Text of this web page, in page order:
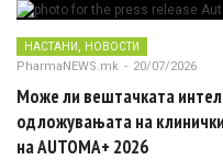
НАСТАНИ, НОВОСТИ
PharmaNEWS.mk - 20/07/2026
Може ли вештачката
одложувањата на
на AUTOMA+ 2026